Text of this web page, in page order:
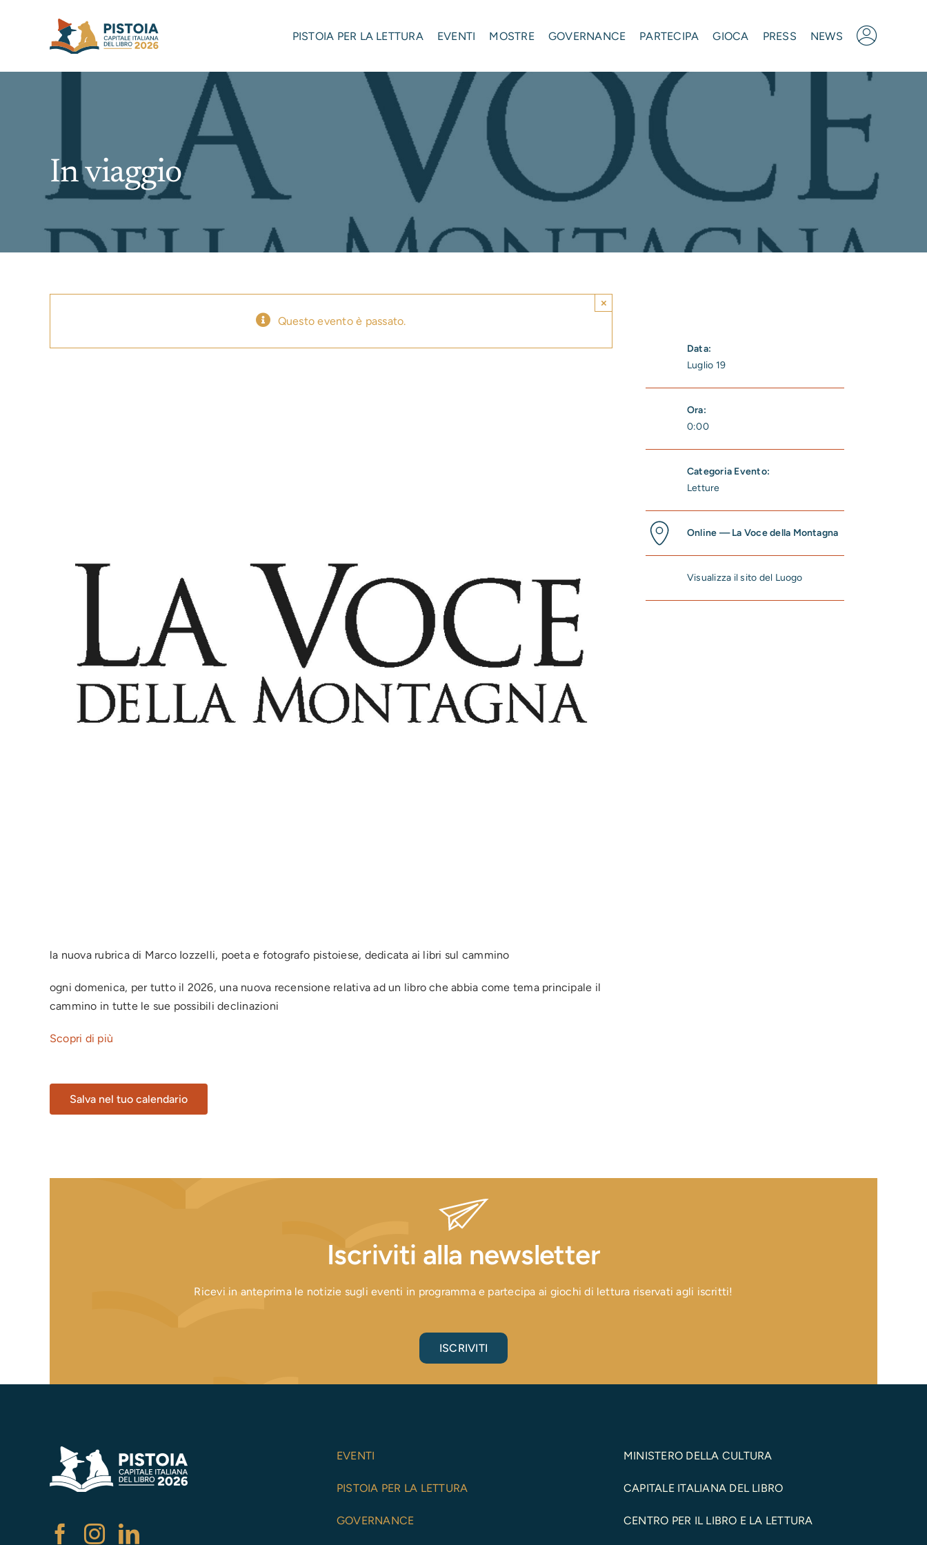
PISTOIA PER LA LETTURA EVENTI MOSTRE GOVERNANCE PARTECIPA GIOCA PRESS NEWS
In viaggio
Questo evento è passato.
×
la nuova rubrica di Marco Iozzelli, poeta e fotografo pistoiese, dedicata ai libri sul cammino
ogni domenica, per tutto il 2026, una nuova recensione relativa ad un libro che abbia come tema principale il
cammino in tutte le sue possibili declinazioni
Scopri di più
Salva nel tuo calendario
Data:
Luglio 19
Ora:
0:00
Categoria Evento:
Letture
Online — La Voce della Montagna
Visualizza il sito del Luogo
Iscriviti alla newsletter
Ricevi in anteprima le notizie sugli eventi in programma e partecipa ai giochi di lettura riservati agli iscritti!
ISCRIVITI
EVENTI
PISTOIA PER LA LETTURA
GOVERNANCE
MINISTERO DELLA CULTURA
CAPITALE ITALIANA DEL LIBRO
CENTRO PER IL LIBRO E LA LETTURA